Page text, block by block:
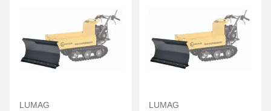
LUMAG
LUMAG